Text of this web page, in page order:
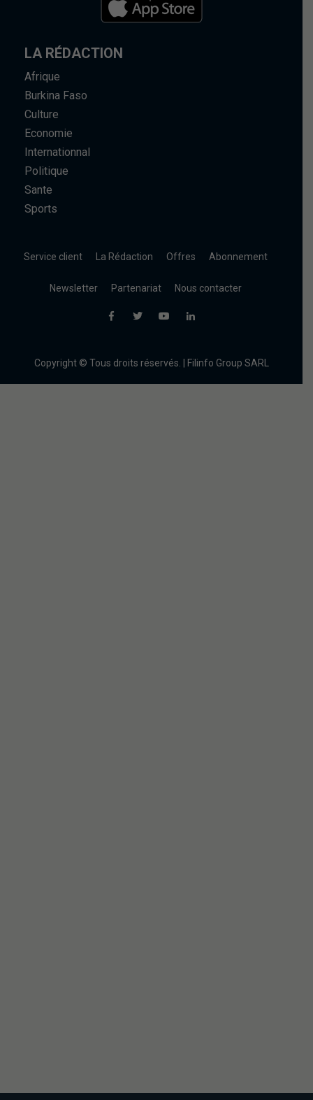
LA RÉDACTION
Afrique
Burkina Faso
Culture
Economie
Internationnal
Politique
Sante
Sports
Service client La Rédaction Offres Abonnement
Newsletter Partenariat Nous contacter
Copyright © Tous droits réservés. | Filinfo Group SARL